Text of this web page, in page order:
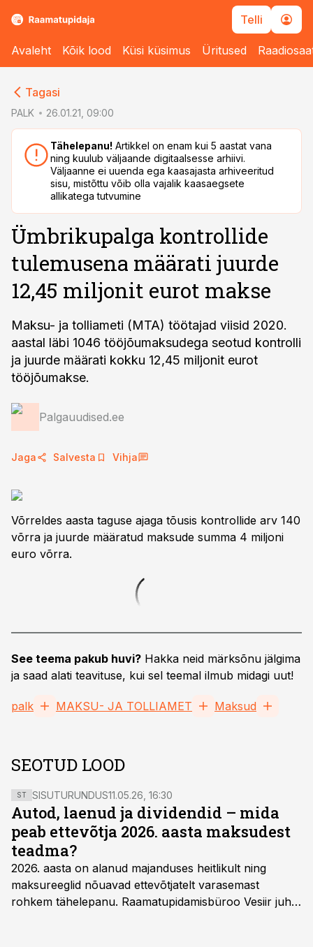
Telli
Avaleht Kõik lood Küsi küsimus Üritused
Tagasi
PALK 26.01.21, 09:00
Tähelepanu! Artikkel on enam kui 5 aastat vana
ning kuulub väljaande digitaalsesse arhiivi.
Väljaanne ei uuenda ega kaasajasta arhiveeritud
sisu, mistõttu võib olla vajalik kaasaegsete
allikatega tutvumine
Ümbrikupalga kontrollide
tulemusena määrati juurde
12,45 miljonit eurot makse
Maksu- ja tolliameti (MTA) töötajad viisid 2020.
aastal läbi 1046 tööjõumaksudega seotud kontrolli
ja juurde määrati kokku 12,45 miljonit eurot
tööjõumakse.
Palgauudised.ee
Jaga Salvesta Vihja
Võrreldes aasta taguse ajaga tõusis kontrollide arv 140
võrra ja juurde määratud maksude summa 4 miljoni
euro võrra.
See teema pakub huvi? Hakka neid märksõnu jälgima
ja saad alati teavituse, kui sel teemal ilmub midagi uut!
palk MAKSU- JA TOLLIAMET Maksud
SEOTUD LOOD
ST SISUTURUNDUS11.05.26, 16:30
Autod, laenud ja dividendid – mida
peab ettevõtja 2026. aasta maksudest
teadma?
2026. aasta on alanud majanduses heitlikult ning
maksureeglid nõuavad ettevõtjatelt varasemast
rohkem tähelepanu. Raamatupidamisbüroo Vesiir juht